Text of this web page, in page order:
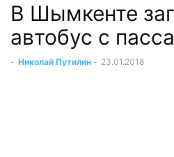
В Шымкенте
автобус с
- Николай Путилин - 23.01.2018